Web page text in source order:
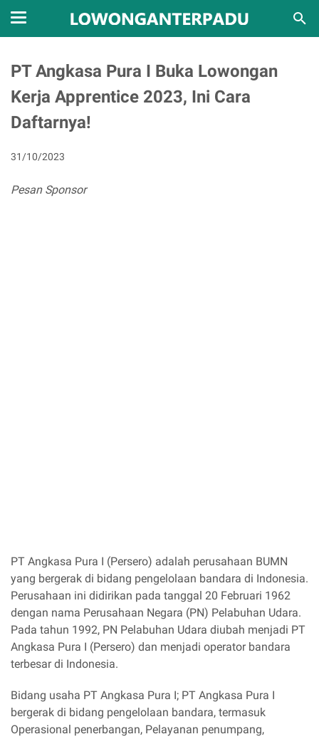
PT Angkasa Pura I Buka Lowongan
Kerja Apprentice 2023, Ini Cara
Daftarnya!
31/10/2023
Pesan Sponsor
PT Angkasa Pura I (Persero) adalah perusahaan BUMN
yang bergerak di bidang pengelolaan bandara di Indonesia.
Perusahaan ini didirikan pada tanggal 20 Februari 1962
dengan nama Perusahaan Negara (PN) Pelabuhan Udara.
Pada tahun 1992, PN Pelabuhan Udara diubah menjadi PT
Angkasa Pura I (Persero) dan menjadi operator bandara
terbesar di Indonesia.
Bidang usaha PT Angkasa Pura I; PT Angkasa Pura I
bergerak di bidang pengelolaan bandara, termasuk
Operasional penerbangan, Pelayanan penumpang,